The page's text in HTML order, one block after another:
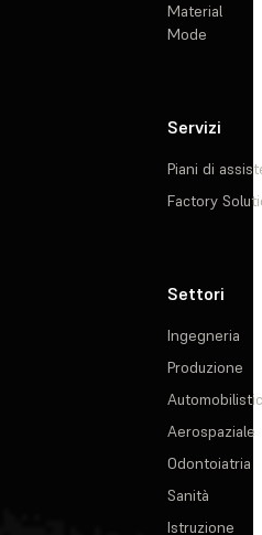
Material
Mode
Servizi
Piani di
Factory
Settori
Ingegneria
Produzione
Aerospaziale
Odontoiatria
Sanità
Istruzione